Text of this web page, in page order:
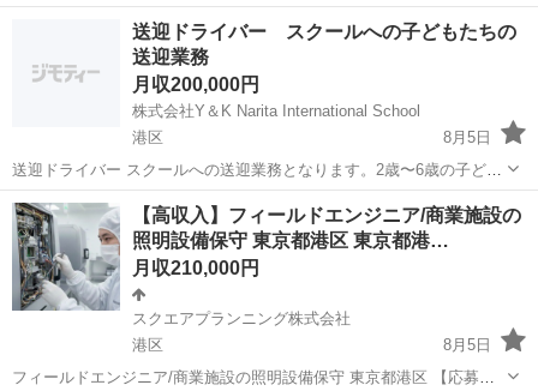
キャリアアドバイザー業務(個人営業)をお任せします。 人材エージェ
ント事業の求職者営業に携わっていただきます。登録いただいた人材
から、法人企業様に マッチ...
その他 個人営業
送迎ドライバー スクールへの子どもたちの
送迎業務
月収200,000円
株式会社Y＆K Narita International School
港区
8月5日
送迎ドライバー スクールへの送迎業務となります。2歳〜6歳の子ども
たちの送迎となります。 子供が好きな方、ドライバー経験を活かした
い方！応募お待ちしております！ 月給 200,000 賞与年2回（2ヶ月分）
...
東京 港区 ドライバー
【高収入】フィールドエンジニア/商業施設の
照明設備保守 東京都港区 東京都港…
月収210,000円
スクエアプランニング株式会社
港区
8月5日
フィールドエンジニア/商業施設の照明設備保守 東京都港区 【応募先